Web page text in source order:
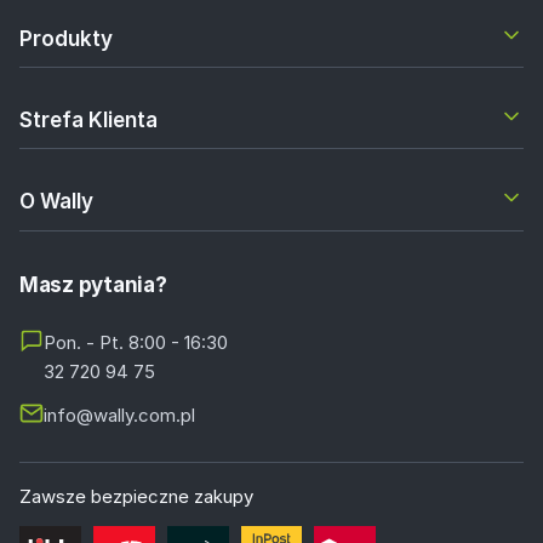
Produkty
Strefa Klienta
O Wally
Masz pytania?
Pon. - Pt. 8:00 - 16:30
32 720 94 75
info@wally.com.pl
Zawsze bezpieczne zakupy